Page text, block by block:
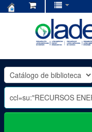
OLADE
-